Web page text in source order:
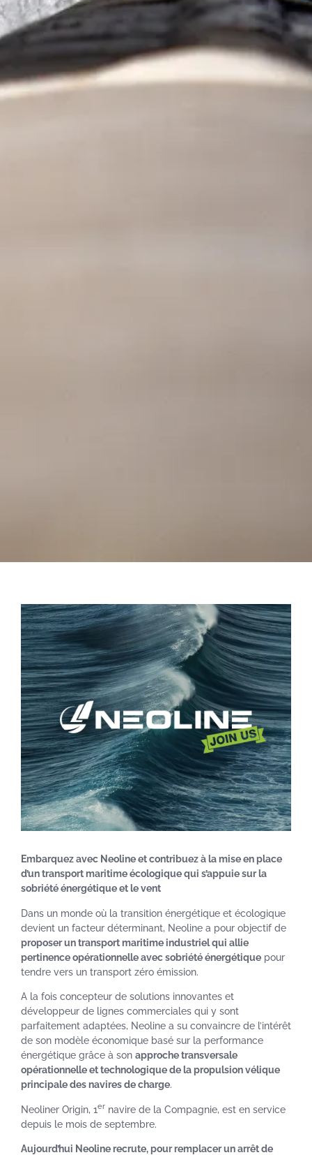
Embarquez avec Neoline et contribuez à la mise en place
d’un transport maritime écologique qui s’appuie sur la
sobriété énergétique et le vent
Dans un monde où la transition énergétique et écologique
devient un facteur déterminant, Neoline a pour objectif de
proposer un transport maritime industriel qui allie
pertinence opérationnelle avec sobriété énergétique pour
tendre vers un transport zéro émission.
A la fois concepteur de solutions innovantes et
développeur de lignes commerciales qui y sont
parfaitement adaptées, Neoline a su convaincre de l’intérêt
de son modèle économique basé sur la performance
énergétique grâce à son approche transversale
opérationnelle et technologique de la propulsion vélique
principale des navires de charge.
Neoliner Origin, 1er navire de la Compagnie, est en service
depuis le mois de septembre.
Aujourd’hui Neoline recrute, pour remplacer un arrêt de